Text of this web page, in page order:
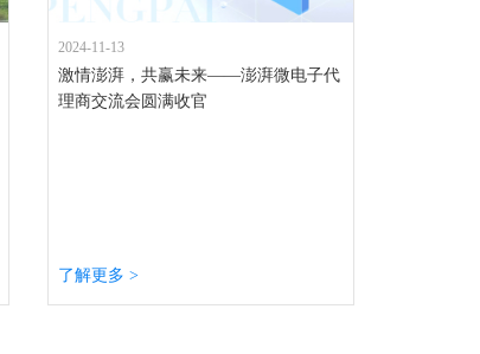
2024-11-13
激情澎湃，共赢未来——澎湃微电子代
理商交流会圆满收官
了解更多 >